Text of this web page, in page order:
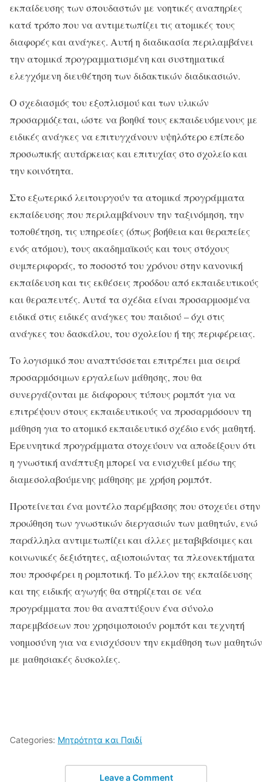
εκπαίδευσης των σπουδαστών με νοητικές αναπηρίες
κατά τρόπο που να αντιμετωπίζει τις ατομικές τους
διαφορές και ανάγκες. Αυτή η διαδικασία περιλαμβάνει
την ατομικά προγραμματισμένη και συστηματικά
ελεγχόμενη διευθέτηση των διδακτικών διαδικασιών.
Ο σχεδιασμός του εξοπλισμού και των υλικών
προσαρμόζεται, ώστε να βοηθά τους εκπαιδευόμενους με
ειδικές ανάγκες να επιτυγχάνουν υψηλότερο επίπεδο
προσωπικής αυτάρκειας και επιτυχίας στο σχολείο και
την κοινότητα.
Στο εξωτερικό λειτουργούν τα ατομικά προγράμματα
εκπαίδευσης που περιλαμβάνουν την ταξινόμηση, την
τοποθέτηση, τις υπηρεσίες (όπως βοήθεια και θεραπείες
ενός ατόμου), τους ακαδημαϊκούς και τους στόχους
συμπεριφοράς, το ποσοστό του χρόνου στην κανονική
εκπαίδευση και τις εκθέσεις προόδου από εκπαιδευτικούς
και θεραπευτές. Αυτά τα σχέδια είναι προσαρμοσμένα
ειδικά στις ειδικές ανάγκες του παιδιού – όχι στις
ανάγκες του δασκάλου, του σχολείου ή της περιφέρειας.
Το λογισμικό που αναπτύσσεται επιτρέπει μια σειρά
προσαρμόσιμων εργαλείων μάθησης, που θα
συνεργάζονται με διάφορους τύπους ρομπότ για να
επιτρέψουν στους εκπαιδευτικούς να προσαρμόσουν τη
μάθηση για το ατομικό εκπαιδευτικό σχέδιο ενός μαθητή.
Ερευνητικά προγράμματα στοχεύουν να αποδείξουν ότι
η γνωστική ανάπτυξη μπορεί να ενισχυθεί μέσω της
διαμεσολαβούμενης μάθησης με χρήση ρομπότ.
Προτείνεται ένα μοντέλο παρέμβασης που στοχεύει στην
προώθηση των γνωστικών διεργασιών των μαθητών, ενώ
παράλληλα αντιμετωπίζει και άλλες μεταβιβάσιμες και
κοινωνικές δεξιότητες, αξιοποιώντας τα πλεονεκτήματα
που προσφέρει η ρομποτική. Το μέλλον της εκπαίδευσης
και της ειδικής αγωγής θα στηρίζεται σε νέα
προγράμματα που θα αναπτύξουν ένα σύνολο
παρεμβάσεων που χρησιμοποιούν ρομπότ και τεχνητή
νοημοσύνη για να ενισχύσουν την εκμάθηση των μαθητών
με μαθησιακές δυσκολίες.
Categories: Μητρότητα και Παιδί
Leave a Comment